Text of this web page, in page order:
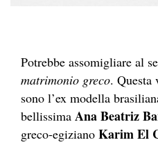
Potrebbe assomigliare al
matrimonio greco. Questa
sono l’ex modella
bellissima Ana Beatriz
greco-egiziano Karim El